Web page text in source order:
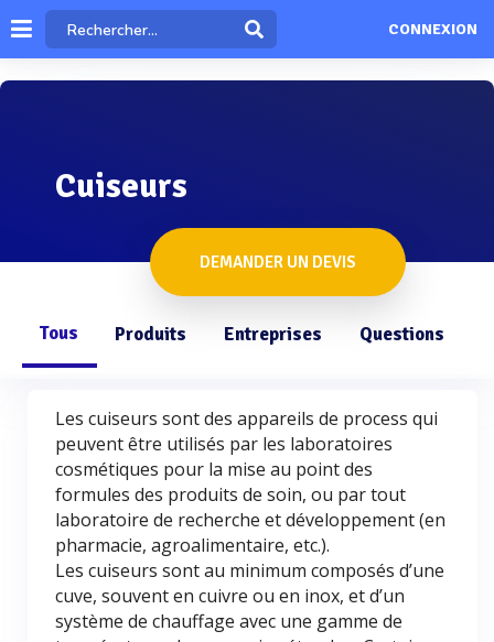
CONNEXION
Cuiseurs
DEMANDER UN DEVIS
Tous Produits Entreprises Questions
Les cuiseurs sont des appareils de process qui
peuvent être utilisés par les laboratoires
cosmétiques pour la mise au point des
formules des produits de soin, ou par tout
laboratoire de recherche et développement (en
pharmacie, agroalimentaire, etc.).
Les cuiseurs sont au minimum composés d’une
cuve, souvent en cuivre ou en inox, et d’un
système de chauffage avec une gamme de